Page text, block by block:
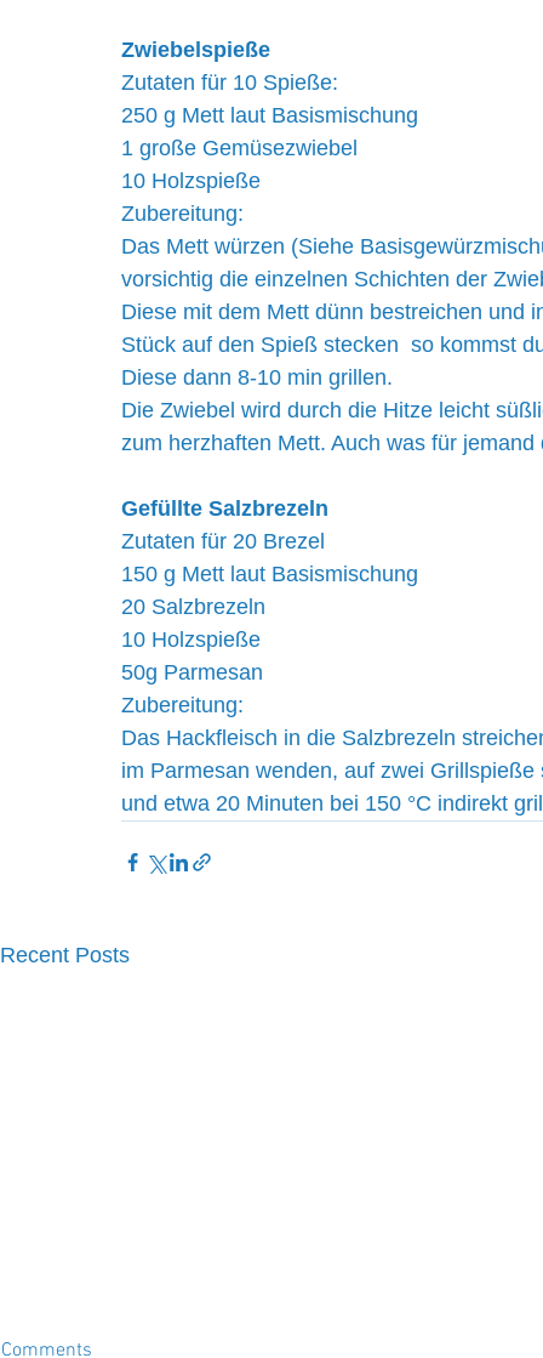
Zwiebelspieße
Zutaten für 10 Spieße:
250 g Mett laut Basismischung
1 große Gemüsezwiebel
10 Holzspieße
Zubereitung:
Das Mett würzen (Siehe
vorsichtig die einzelnen Schichten der
Diese mit dem Mett dünn bestreichen und
Stück auf den Spieß stecken  so kommst
Diese dann 8-10 min grillen.
Die Zwiebel wird durch die Hitze leicht
zum herzhaften Mett. Auch was für
Gefüllte Salzbrezeln
Zutaten für 20 Brezel
150 g Mett laut Basismischung
20 Salzbrezeln
10 Holzspieße
50g Parmesan
Zubereitung:
Das Hackfleisch in die Salzbrezeln
im Parmesan wenden, auf zwei Grillspieße
und etwa 20 Minuten bei 150 °C indirekt
Recent Posts
Comments